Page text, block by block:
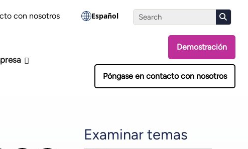
con nosotros Español
Demostración
Póngase en contacto con nosotros
Examinar temas
Realiza la evaluación